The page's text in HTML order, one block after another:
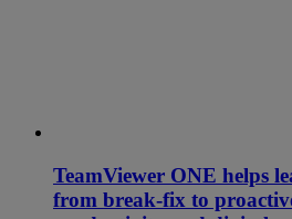
TeamViewer ONE helps
from break-fix to